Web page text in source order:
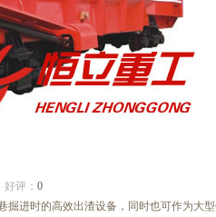
好评： 0
掘进时的高效出渣设备，同时也可作为大